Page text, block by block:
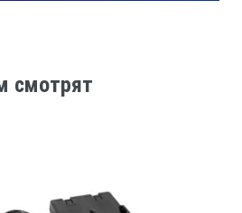
смотрят